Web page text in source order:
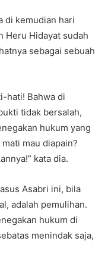
di kemudian hari
Heru Hidayat sudah
sebagai sebuah
hati! Bahwa di
tidak bersalah,
hukum yang
mau diapain?
kata dia.
Asabri ini, bila
adalah pemulihan.
hukum di
menindak saja,